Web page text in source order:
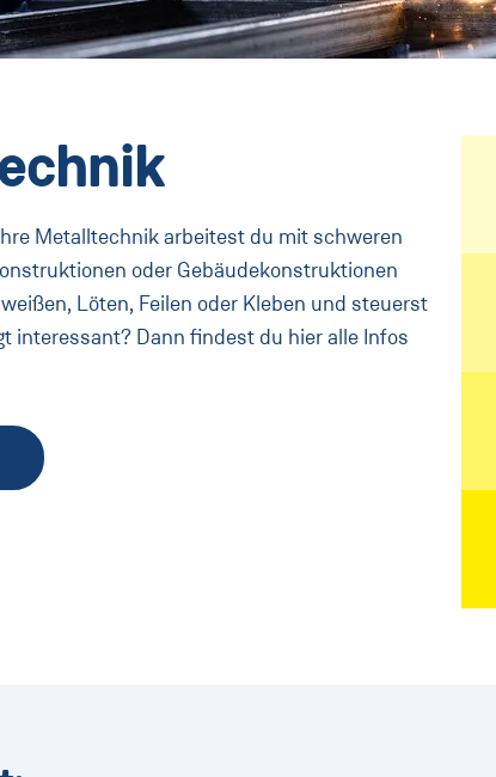
Metalltechnik arbeitest du mit schweren
oder Gebäudekonstruktionen
Löten, Feilen oder Kleben und steuerst
interessant? Dann findest du hier alle Infos